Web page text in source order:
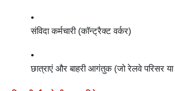
संविदा कर्मचारी (कॉन्ट्रैक्ट वर्कर)
छात्राएं और बाहरी आगंतुक(जो रेलवे परिसर या